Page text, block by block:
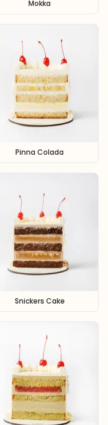
Mokka
Pinna Colada
Snickers Cake